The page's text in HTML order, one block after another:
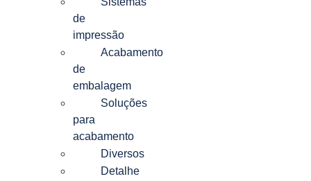
de
impressão
Acabamento
de
embalagem
Soluções
para
acabamento
Diversos
Detalhe